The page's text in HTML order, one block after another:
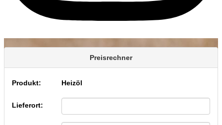
Preisrechner
Produkt: Heizöl
Lieferort: